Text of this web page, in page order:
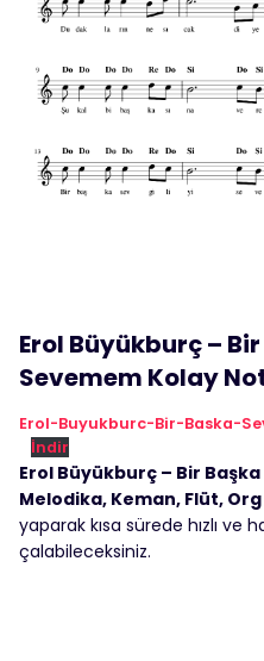
Erol Büyükburç –
Sevemem Kolay
Erol-Buyukburc-Bir-Baska-
İndir
Erol Büyükburç – Bir
Melodika, Keman, Flüt,
yaparak kısa sürede hızlı ve
çalabileceksiniz.